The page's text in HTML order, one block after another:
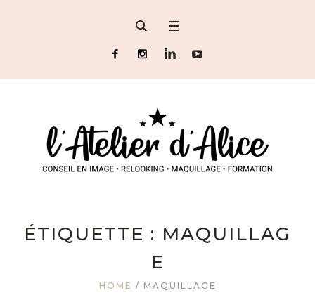
ÉTIQUETTE : MAQUILLAG
E
HOME / MAQUILLAGE